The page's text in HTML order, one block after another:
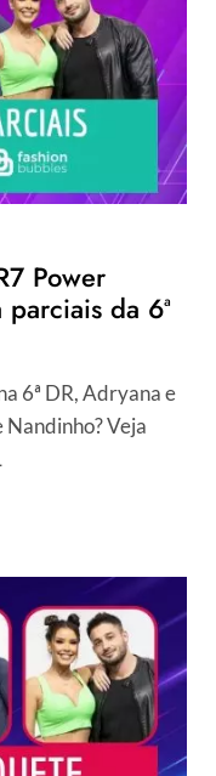
Power
da 6ª
6ª DR, Adryana e
Veja